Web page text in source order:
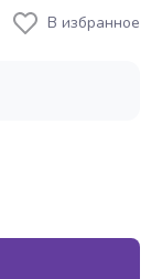
В избранное